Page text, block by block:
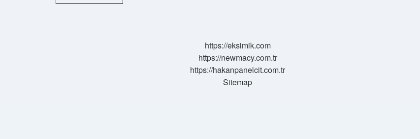
Akışı
https://eksimik.com
https://newmacy.com.tr
https://hakanpanelcit.com.tr
Sitemap